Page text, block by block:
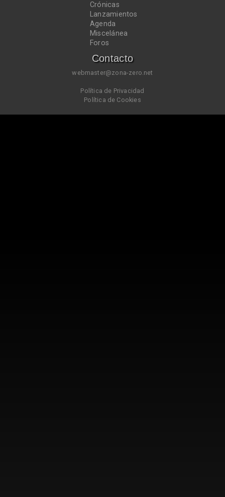
Crónicas
Lanzamientos
Agenda
Miscelánea
Foros
Contacto
webmaster@zona-zero.net
Política de Privacidad
Política de Cookies